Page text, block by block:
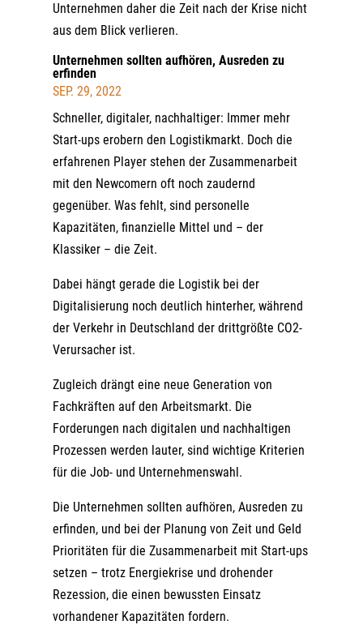
Unternehmen daher die Zeit nach der Krise nicht
aus dem Blick verlieren.
Unternehmen sollten aufhören, Ausreden zu
erfinden
SEP. 29, 2022
Schneller, digitaler, nachhaltiger: Immer mehr
Start-ups erobern den Logistikmarkt. Doch die
erfahrenen Player stehen der Zusammenarbeit
mit den Newcomern oft noch zaudernd
gegenüber. Was fehlt, sind personelle
Kapazitäten, finanzielle Mittel und – der
Klassiker – die Zeit.
Dabei hängt gerade die Logistik bei der
Digitalisierung noch deutlich hinterher, während
der Verkehr in Deutschland der drittgrößte CO2-
Verursacher ist.
Zugleich drängt eine neue Generation von
Fachkräften auf den Arbeitsmarkt. Die
Forderungen nach digitalen und nachhaltigen
Prozessen werden lauter, sind wichtige Kriterien
für die Job- und Unternehmenswahl.
Die Unternehmen sollten aufhören, Ausreden zu
erfinden, und bei der Planung von Zeit und Geld
Prioritäten für die Zusammenarbeit mit Start-ups
setzen – trotz Energiekrise und drohender
Rezession, die einen bewussten Einsatz
vorhandener Kapazitäten fordern.